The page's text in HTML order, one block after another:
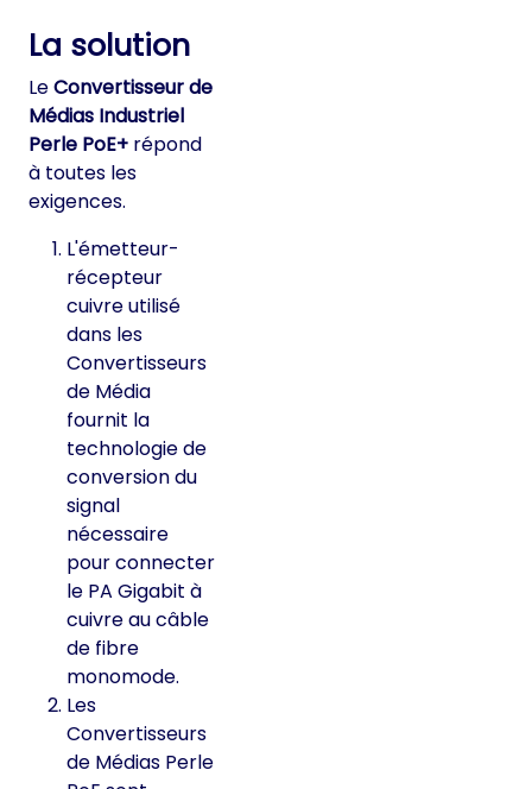
La solution
LeConvertisseur de
Médias Industriel
Perle PoE+ répond
à toutes les
exigences.
L'émetteur-
récepteur
cuivre utilisé
dans les
Convertisseurs
de Média
fournit la
technologie de
conversion du
signal
nécessaire
pour connecter
le PA Gigabit à
cuivre au câble
de fibre
monomode.
Les
Convertisseurs
de Médias Perle